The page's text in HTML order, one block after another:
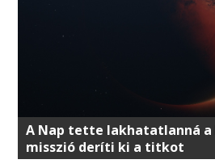
A Nap tette lakhatatlanná a
misszió deríti ki a titkot